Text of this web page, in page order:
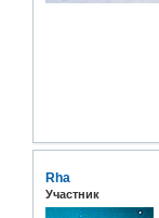
Rha
Участник